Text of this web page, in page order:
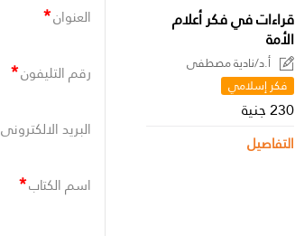
قراءات في فكر أعلام
الأمة
أ.د/نادية مصطفى
فكر إسلامي
230 جنية
التفاصيل
العنوان*
رقم التليفون*
البريد الالكترونى
اسم الكتاب*